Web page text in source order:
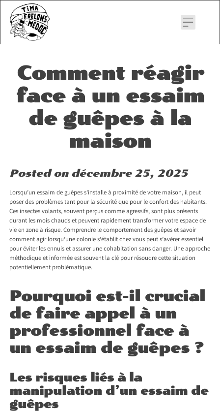
content
Comment réagir
face à un essaim
de guêpes à la
maison
Posted on décembre 25, 2025
Lorsqu’un essaim de guêpes s’installe à proximité de votre maison, il peut
poser des problèmes tant pour la sécurité que pour le confort des habitants.
Ces insectes volants, souvent perçus comme agressifs, sont plus présents
durant les mois chauds et peuvent rapidement transformer votre espace de
vie en zone à risque. Comprendre le comportement des guêpes et savoir
comment agir lorsqu’une colonie s’établit chez vous peut s’avérer essentiel
pour éviter les ennuis et assurer une cohabitation sans danger. Une approche
méthodique et informée est souvent la clé pour résoudre cette situation
potentiellement problématique.
Pourquoi est-il crucial
de faire appel à un
professionnel face à
un essaim de guêpes ?
Les risques liés à la
manipulation d’un essaim de
guêpes